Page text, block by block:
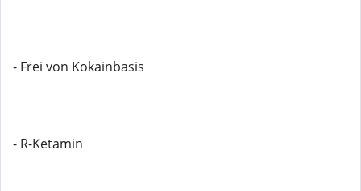
- Frei von Kokainbasis
- R-Ketamin